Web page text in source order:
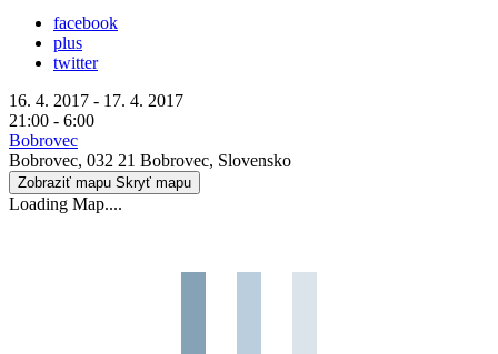
facebook
plus
twitter
16. 4. 2017 - 17. 4. 2017
21:00 - 6:00
Bobrovec
Bobrovec, 032 21 Bobrovec, Slovensko
Zobraziť mapu Skryť mapu
Loading Map....